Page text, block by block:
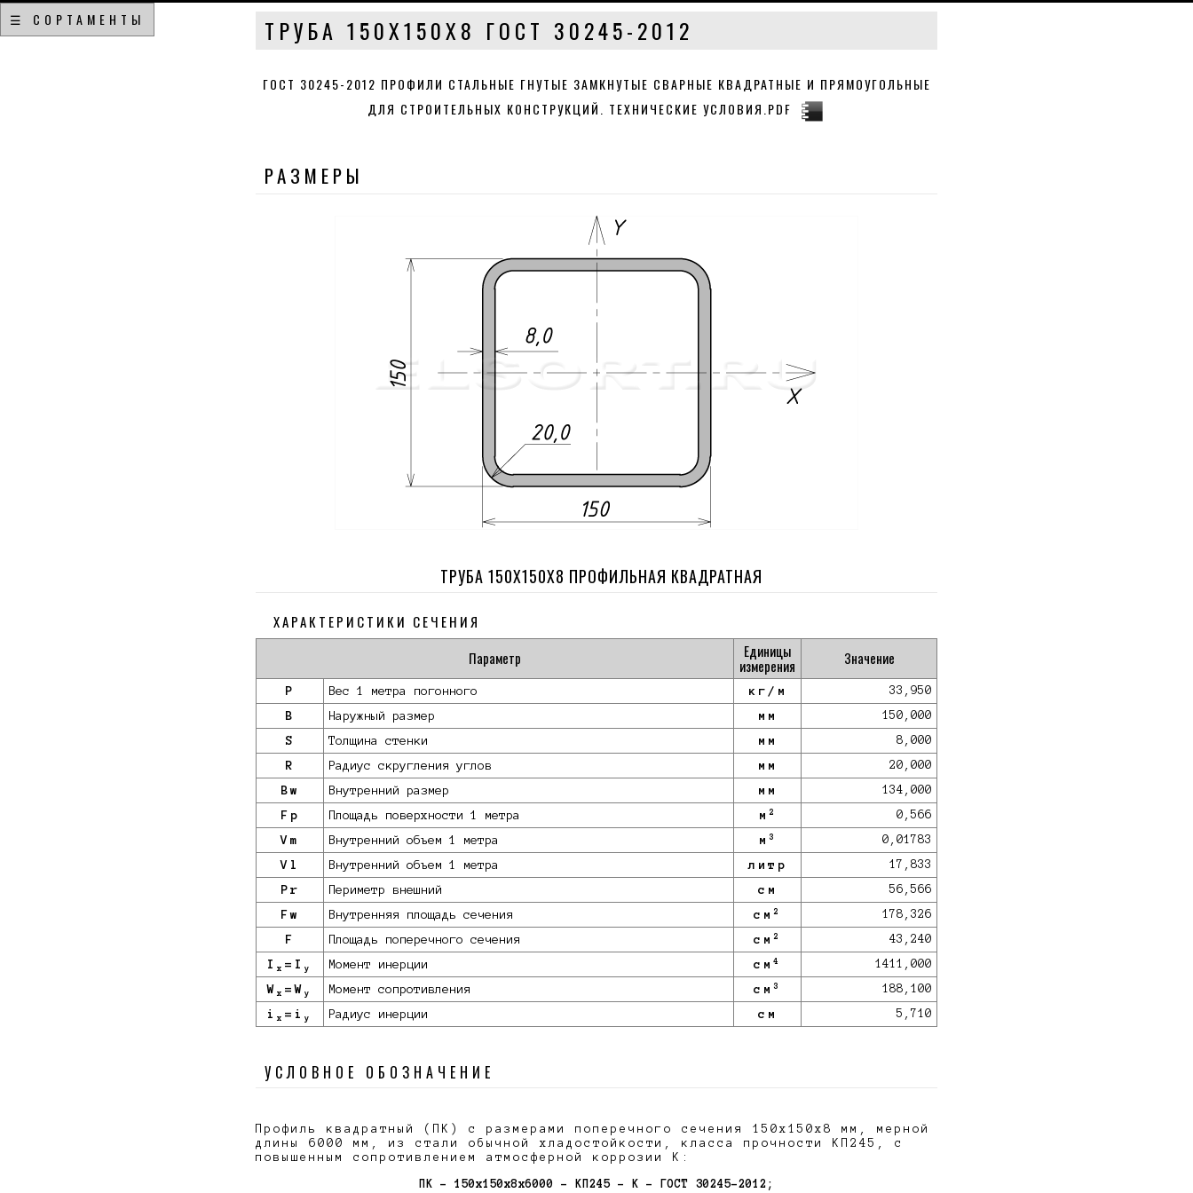
☰ СОРТАМЕНТЫ ТРУБА 150Х150Х8 ГОСТ 30245-2012
ГОСТ 30245-2012 ПРОФИЛИ СТАЛЬНЫЕ ГНУТЫЕ ЗАМКНУТЫЕ СВАРНЫЕ КВАДРАТНЫЕ И ПРЯМОУГОЛЬНЫЕ
ДЛЯ СТРОИТЕЛЬНЫХ КОНСТРУКЦИЙ. ТЕХНИЧЕСКИЕ УСЛОВИЯ.PDF
РАЗМЕРЫ
ТРУБА 150Х150Х8 ПРОФИЛЬНАЯ КВАДРАТНАЯ
ХАРАКТЕРИСТИКИ СЕЧЕНИЯ
Параметр
Единицы
измерения Значение
P Вес 1 метра погонного кг/м 33,950
B Наружный размер мм 150,000
S Толщина стенки мм 8,000
R Радиус скругления углов мм 20,000
Bw Внутренний размер мм 134,000
Fp Площадь поверхности 1 метра м 2 0,566
Vm Внутренний объем 1 метра м 3 0,01783
Vl Внутренний объем 1 метра литр 17,833
Pr Периметр внешний см 56,566
Fw Внутренняя площадь сечения см 2 178,326
F Площадь поперечного сечения см 2 43,240
I x =I y Момент инерции см 4 1411,000
W x =W y Момент сопротивления см 3 188,100
i x =i y Радиус инерции см 5,710
УСЛОВНОЕ ОБОЗНАЧЕНИЕ
Профиль квадратный (ПК) с размерами поперечного сечения 150х150х8 мм, мерной
длины 6000 мм, из стали обычной хладостойкости, класса прочности КП245, с
повышенным сопротивлением атмосферной коррозии К:
ПК – 150х150х8х6000 – КП245 – К – ГОСТ 30245-2012;